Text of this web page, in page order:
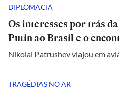
DIPLOMACIA
Os interesses por trás
Putin ao Brasil e o
Nikolai Patrushev viajou em
TRAGÉDIAS NO AR